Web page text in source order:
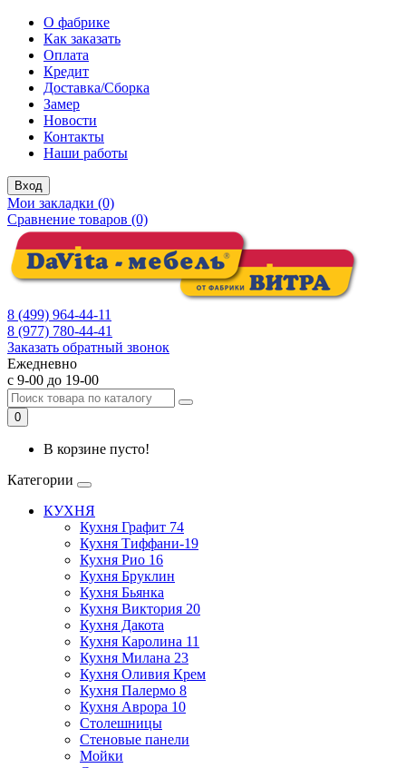
О фабрике
Как заказать
Оплата
Кредит
Доставка/Сборка
Замер
Новости
Контакты
Наши работы
Вход
Мои закладки (0)
Сравнение товаров (0)
8 (499) 964-44-11
8 (977) 780-44-41
Заказать обратный звонок
Ежедневно
с 9-00 до 19-00
0
В корзине пусто!
Категории
КУХНЯ
Кухня Графит 74
Кухня Тиффани-19
Кухня Рио 16
Кухня Бруклин
Кухня Бьянка
Кухня Виктория 20
Кухня Дакота
Кухня Каролина 11
Кухня Милана 23
Кухня Оливия Крем
Кухня Палермо 8
Кухня Аврора 10
Столешницы
Стеновые панели
Мойки